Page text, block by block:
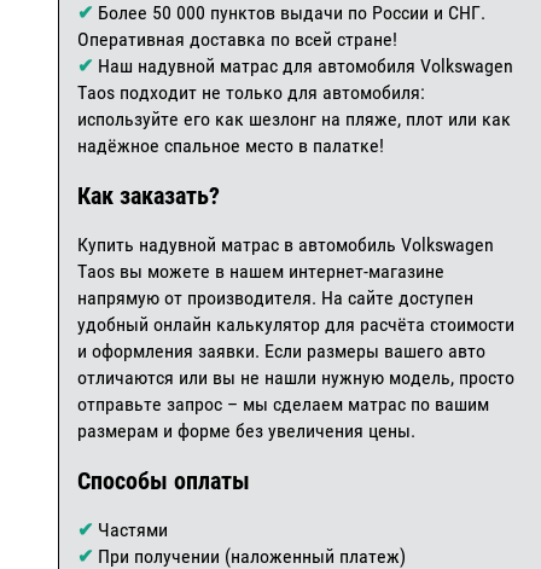
✔ Более 50 000 пунктов выдачи по России и СНГ.
Оперативная доставка по всей стране!
✔ Наш надувной матрас для автомобиля Volkswagen
Taos подходит не только для автомобиля:
используйте его как шезлонг на пляже, плот или как
надёжное спальное место в палатке!
Как заказать?
Купить надувной матрас в автомобиль Volkswagen
Taos вы можете в нашем интернет-магазине
напрямую от производителя. На сайте доступен
удобный онлайн калькулятор для расчёта стоимости
и оформления заявки. Если размеры вашего авто
отличаются или вы не нашли нужную модель, просто
отправьте запрос – мы сделаем матрас по вашим
размерам и форме без увеличения цены.
Способы оплаты
✔ Частями
✔ При получении (наложенный платеж)